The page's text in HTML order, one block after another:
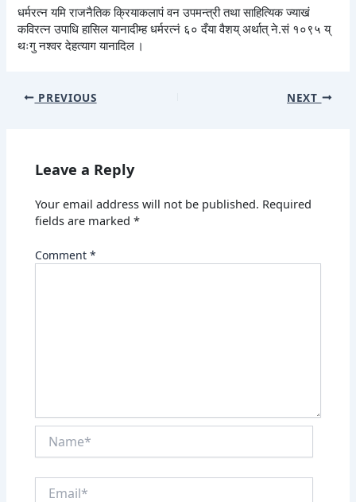
धर्मरत्न यमि राजनैतिक क्रियाकलापं वन उपमन्त्री तथा साहित्यिक ज्याखं
कविरत्न उपाधि हासिल यानादीम्ह धर्मरत्नं ६० दँया वैशय् अर्थात् ने.सं १०९५ य्
थःगु नश्वर देहत्याग यानादिल ।
PREVIOUS NEXT
Leave a Reply
Your email address will not be published. Required
fields are marked*
Comment*